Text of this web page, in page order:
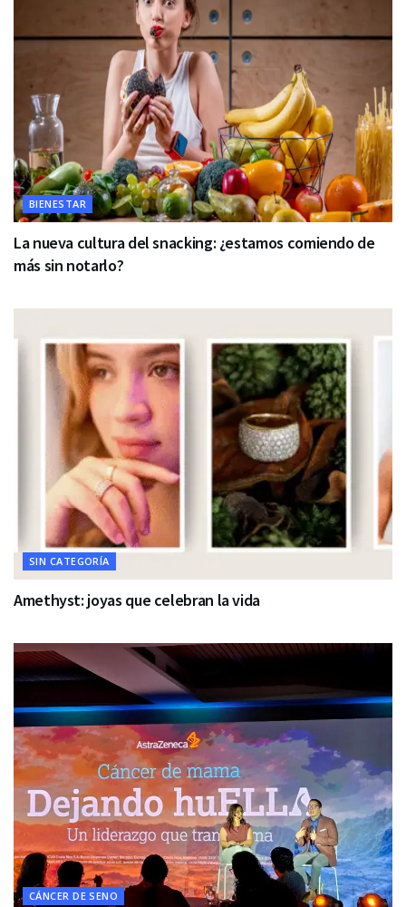
BIENESTAR
La nueva cultura del snacking: ¿estamos comiendo de
más sin notarlo?
SIN CATEGORÍA
Amethyst: joyas que celebran la vida
CÁNCER DE SENO